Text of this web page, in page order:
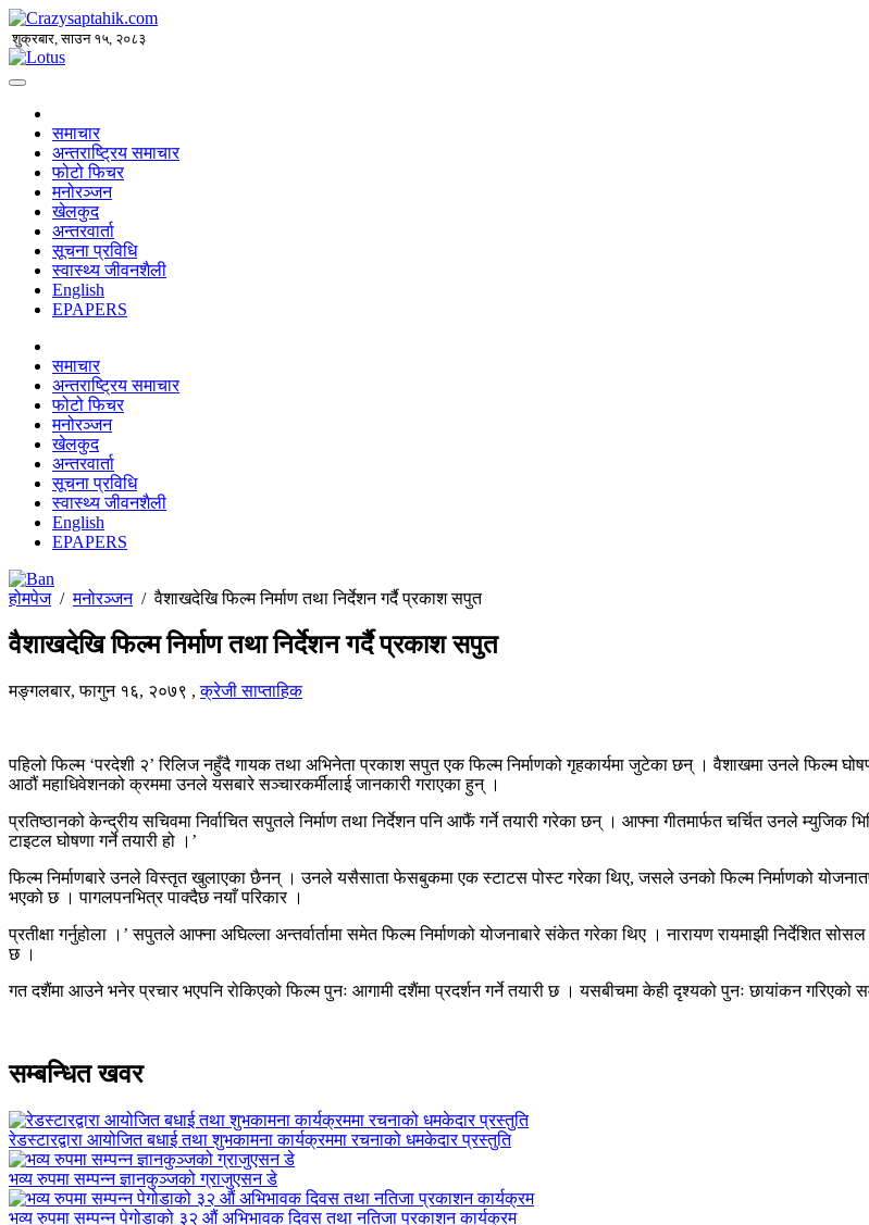
शुक्रबार, साउन १५, २०८३
समाचार
अन्तराष्ट्रिय समाचार
फोटो फिचर
मनोरञ्जन
खेलकुद
अन्तरवार्ता
सूचना प्रविधि
स्वास्थ्य जीवनशैली
English
EPAPERS
समाचार
अन्तराष्ट्रिय समाचार
फोटो फिचर
मनोरञ्जन
खेलकुद
अन्तरवार्ता
सूचना प्रविधि
स्वास्थ्य जीवनशैली
English
EPAPERS
होमपेज/मनोरञ्जन/वैशाखदेखि फिल्म निर्माण तथा निर्देशन गर्दै प्रकाश सपुत
वैशाखदेखि फिल्म निर्माण तथा निर्देशन गर्दै प्रकाश सपुत
मङ्गलबार, फागुन १६, २०७९ ,क्रेजी साप्ताहिक
पहिलो फिल्म ‘परदेशी २’ रिलिज नहुँदै गायक तथा अभिनेता प्रकाश सपुत एक फिल्म निर्माणको गृहकार्यमा जुटेका छन् । वैशाखमा उनले फिल्म
आठौं महाधिवेशनको क्रममा उनले यसबारे सञ्चारकर्मीलाई जानकारी गराएका हुन् ।
प्रतिष्ठानको केन्द्रीय सचिवमा निर्वाचित सपुतले निर्माण तथा निर्देशन पनि आफैं गर्ने तयारी गरेका छन् । आफ्ना गीतमार्फत चर्चित उनले
टाइटल घोषणा गर्ने तयारी हो ।’
फिल्म निर्माणबारे उनले विस्तृत खुलाएका छैनन् । उनले यसैसाता फेसबुकमा एक स्टाटस पोस्ट गरेका थिए, जसले उनको फिल्म निर्माणको
भएको छ । पागलपनभित्र पाक्दैछ नयाँ परिकार ।
प्रतीक्षा गर्नुहोला ।’ सपुतले आफ्ना अघिल्ला अन्तर्वार्तामा समेत फिल्म निर्माणको योजनाबारे संकेत गरेका थिए । नारायण रायमाझी निर्देशित
छ ।
गत दशैंमा आउने भनेर प्रचार भएपनि रोकिएको फिल्म पुनः आगामी दशैंमा प्रदर्शन गर्ने तयारी छ । यसबीचमा केही दृश्यको पुनः छायांकन गरिएको
सम्बन्धित खवर
रेडस्टारद्वारा आयोजित बधाई तथा शुभकामना कार्यक्रममा रचनाको धमकेदार प्रस्तुति
भव्य रुपमा सम्पन्न ज्ञानकुञ्जको ग्राजुएसन डे
भव्य रुपमा सम्पन्न पेगोडाको ३२ औं अभिभावक दिवस तथा नतिजा प्रकाशन कार्यक्रम